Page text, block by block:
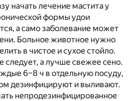
начать лечение мастита у
формы удои
а само заболевание может
Больное животное нужно
в чистое и сухое стойло.
следует, а лучше свежее сено.
6–8 ч в отдельную посуду,
дезинфицируют и выливают.
непродезинфицированное